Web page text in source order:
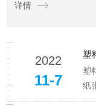
度、伸长率和断裂特
详情
2022
11-7
塑
塑
纸
所